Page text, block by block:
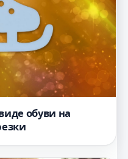
обуви на